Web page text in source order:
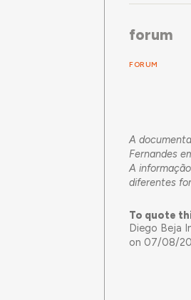
forum
FORUM
A
Fernandes
A
diferentes
To quote
Diego Beja
on 07/08/